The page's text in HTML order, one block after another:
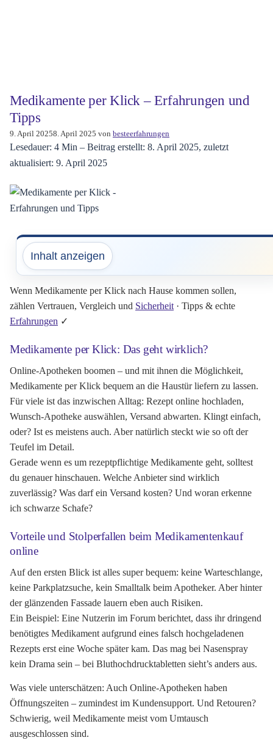
Medikamente per Klick – Erfahrungen und
Tipps
9. April 20258. April 2025 von besteerfahrungen
Lesedauer: 4 Min – Beitrag erstellt: 8. April 2025, zuletzt
aktualisiert: 9. April 2025
Inhalt anzeigen
Wenn Medikamente per Klick nach Hause kommen sollen,
zählen Vertrauen, Vergleich und Sicherheit · Tipps & echte
Erfahrungen ✓
Medikamente per Klick: Das geht wirklich?
Online-Apotheken boomen – und mit ihnen die Möglichkeit,
Medikamente per Klick bequem an die Haustür liefern zu lassen.
Für viele ist das inzwischen Alltag: Rezept online hochladen,
Wunsch-Apotheke auswählen, Versand abwarten. Klingt einfach,
oder? Ist es meistens auch. Aber natürlich steckt wie so oft der
Teufel im Detail.
Gerade wenn es um rezeptpflichtige Medikamente geht, solltest
du genauer hinschauen. Welche Anbieter sind wirklich
zuverlässig? Was darf ein Versand kosten? Und woran erkenne
ich schwarze Schafe?
Vorteile und Stolperfallen beim Medikamentenkauf
online
Auf den ersten Blick ist alles super bequem: keine Warteschlange,
keine Parkplatzsuche, kein Smalltalk beim Apotheker. Aber hinter
der glänzenden Fassade lauern eben auch Risiken.
Ein Beispiel: Eine Nutzerin im Forum berichtet, dass ihr dringend
benötigtes Medikament aufgrund eines falsch hochgeladenen
Rezepts erst eine Woche später kam. Das mag bei Nasenspray
kein Drama sein – bei Bluthochdrucktabletten sieht’s anders aus.
Was viele unterschätzen: Auch Online-Apotheken haben
Öffnungszeiten – zumindest im Kundensupport. Und Retouren?
Schwierig, weil Medikamente meist vom Umtausch
ausgeschlossen sind.